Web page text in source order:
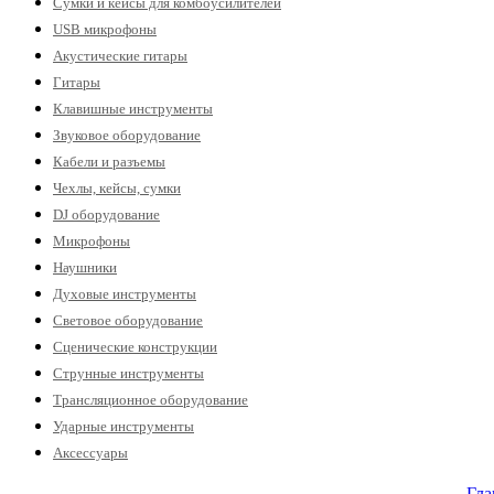
USB микрофоны
Акустические гитары
Гитары
Клавишные инструменты
Звуковое оборудование
Кабели и разъемы
Чехлы, кейсы, сумки
DJ оборудование
Микрофоны
Наушники
Духовые инструменты
Световое оборудование
Сценические конструкции
Струнные инструменты
Трансляционное оборудование
Ударные инструменты
Аксессуары